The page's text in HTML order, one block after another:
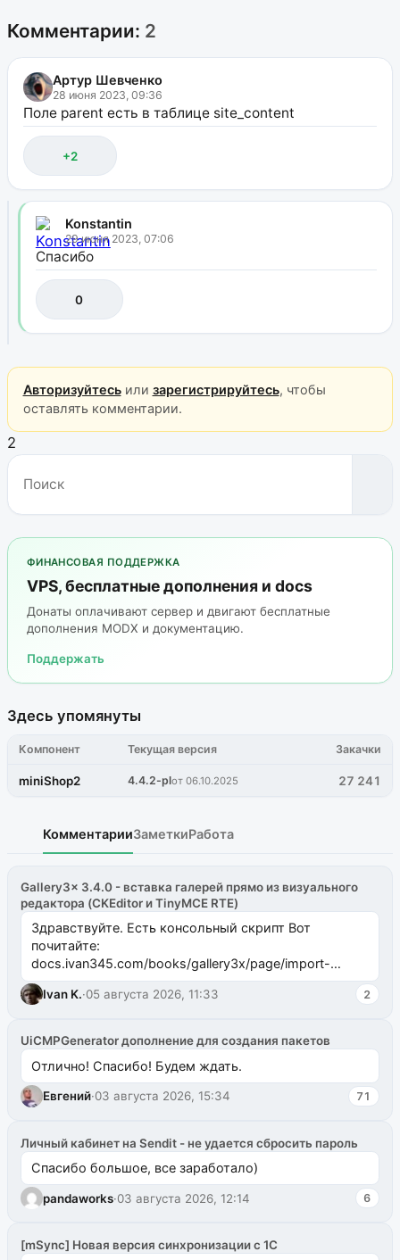
Комментарии: 2
Артур Шевченко
28 июня 2023, 09:36
Поле parent есть в таблице site_content
+2
Konstantin
29 июня 2023, 07:06
Спасибо
0
Авторизуйтесьили зарегистрируйтесь, чтобы
оставлять комментарии.
2
ФИНАНСОВАЯ ПОДДЕРЖКА
VPS, бесплатные дополнения и docs
Донаты оплачивают сервер и двигают бесплатные
дополнения MODX и документацию.
Поддержать
Здесь упомянуты
Компонент Текущая версия Закачки
miniShop2 4.4.2-plот 06.10.2025 27 241
КомментарииЗаметкиРабота
Gallery3x 3.4.0 - вставка галерей прямо из визуального
редактора (CKEditor и TinyMCE RTE)
Здравствуйте. Есть консольный скрипт Вот
почитайте:
docs.ivan345.com/books/gallery3x/page/import-
ms2galleryphp
Ivan K.·05 августа 2026, 11:33 2
UiCMPGenerator дополнение для создания пакетов
Отлично! Спасибо! Будем ждать.
Евгений·03 августа 2026, 15:34 71
Личный кабинет на Sendit - не удается сбросить пароль
Спасибо большое, все заработало)
pandaworks·03 августа 2026, 12:14 6
[mSync] Новая версия синхронизации с 1С